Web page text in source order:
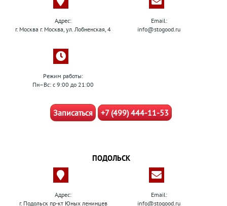
Адрес:
г. Москва г. Москва, ул. Лобненская, 4
Email:
info@stogood.ru
Режим работы:
Пн–Вс: с 9:00 до 21:00
Записаться +7 (499) 444-11-53
ПОДОЛЬСК
Адрес:
г. Подольск пр-кт Юных ленинцев
Email:
info@stogood.ru